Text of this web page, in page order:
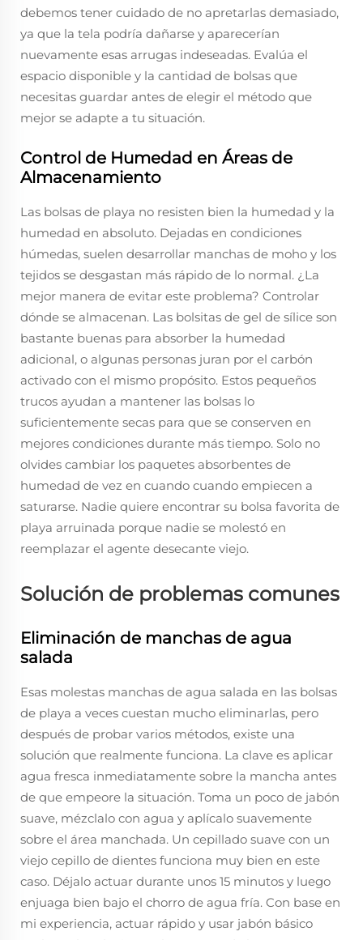
debemos tener cuidado de no apretarlas demasiado,
ya que la tela podría dañarse y aparecerían
nuevamente esas arrugas indeseadas. Evalúa el
espacio disponible y la cantidad de bolsas que
necesitas guardar antes de elegir el método que
mejor se adapte a tu situación.
Control de Humedad en Áreas de
Almacenamiento
Las bolsas de playa no resisten bien la humedad y la
humedad en absoluto. Dejadas en condiciones
húmedas, suelen desarrollar manchas de moho y los
tejidos se desgastan más rápido de lo normal. ¿La
mejor manera de evitar este problema? Controlar
dónde se almacenan. Las bolsitas de gel de sílice son
bastante buenas para absorber la humedad
adicional, o algunas personas juran por el carbón
activado con el mismo propósito. Estos pequeños
trucos ayudan a mantener las bolsas lo
suficientemente secas para que se conserven en
mejores condiciones durante más tiempo. Solo no
olvides cambiar los paquetes absorbentes de
humedad de vez en cuando cuando empiecen a
saturarse. Nadie quiere encontrar su bolsa favorita de
playa arruinada porque nadie se molestó en
reemplazar el agente desecante viejo.
Solución de problemas comunes
Eliminación de manchas de agua
salada
Esas molestas manchas de agua salada en las bolsas
de playa a veces cuestan mucho eliminarlas, pero
después de probar varios métodos, existe una
solución que realmente funciona. La clave es aplicar
agua fresca inmediatamente sobre la mancha antes
de que empeore la situación. Toma un poco de jabón
suave, mézclalo con agua y aplícalo suavemente
sobre el área manchada. Un cepillado suave con un
viejo cepillo de dientes funciona muy bien en este
caso. Déjalo actuar durante unos 15 minutos y luego
enjuaga bien bajo el chorro de agua fría. Con base en
mi experiencia, actuar rápido y usar jabón básico